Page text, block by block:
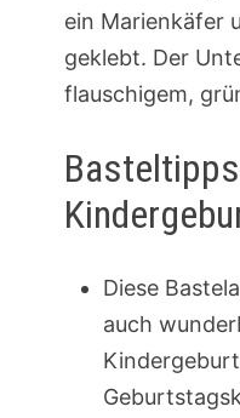
ein Marienkäfer
geklebt. Der
flauschigem,
Diese
auch